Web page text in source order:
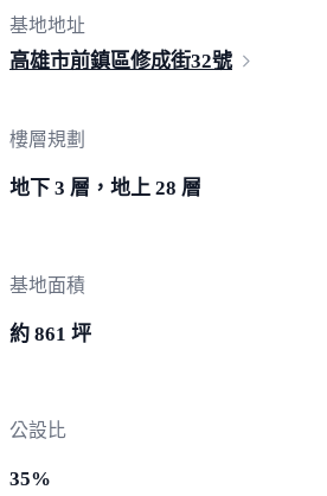
基地地址
高雄市前鎮區修成街32號
樓層規劃
地下 3 層，地上 28 層
基地面積
約 861 坪
公設比
35%